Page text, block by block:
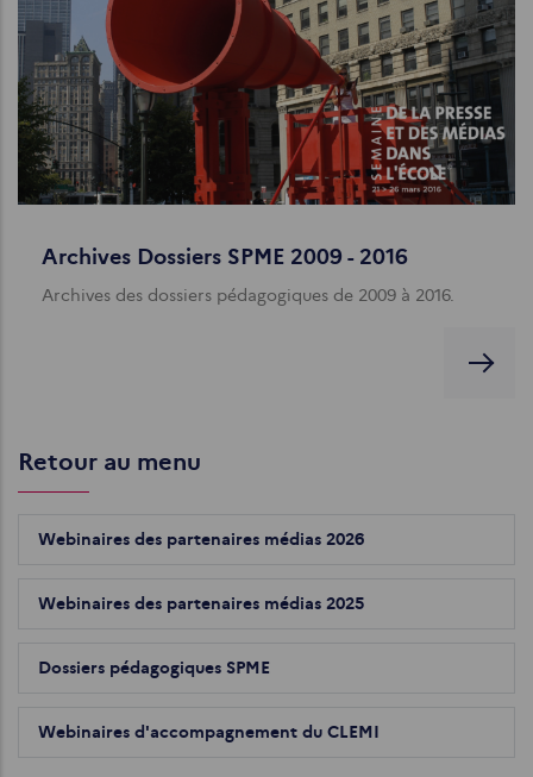
Archives Dossiers SPME 2009 - 2016
Archives des dossiers pédagogiques de 2009 à 2016.
Retour au menu
Webinaires des partenaires médias 2026
Webinaires des partenaires médias 2025
Dossiers pédagogiques SPME
Webinaires d'accompagnement du CLEMI